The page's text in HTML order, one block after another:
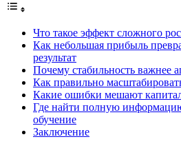
Что такое эффект сложного
Как небольшая прибыль
результат
Почему стабильность важнее
Как правильно
Какие ошибки мешают
Где найти полную
обучение
Заключение